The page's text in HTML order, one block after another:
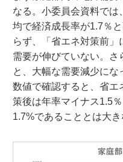
なる。小委員会資料で
均で経済成長率が1.7％
らず、「省エネ対策前
需要が伸びていない。さ
と、大幅な需要減少に
数値で確認すると、省エ
策後は年率マイナス1.5
1.7%であることとは大き